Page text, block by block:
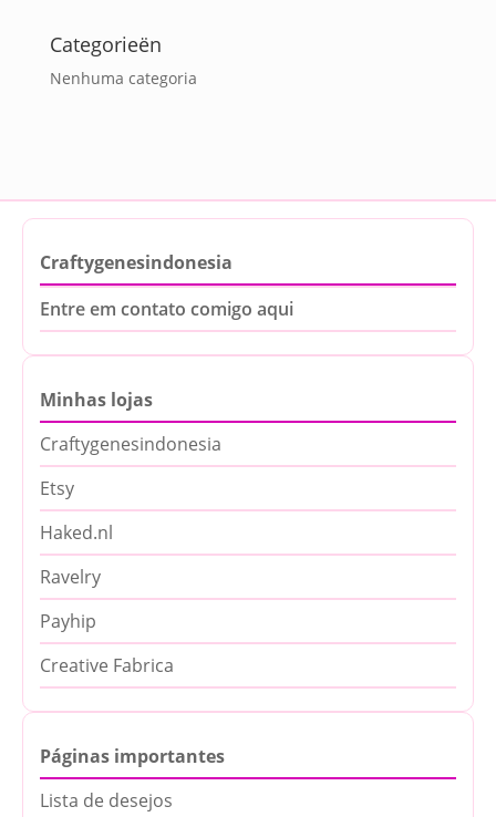
Categorieën
Nenhuma categoria
Craftygenesindonesia
Entre em contato comigo aqui
Minhas lojas
Craftygenesindonesia
Etsy
Haked.nl
Ravelry
Payhip
Creative Fabrica
Páginas importantes
Lista de desejos